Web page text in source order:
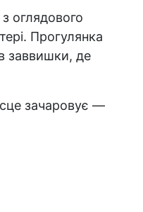
оглядового
Прогулянка
заввишки, де
зачаровує —